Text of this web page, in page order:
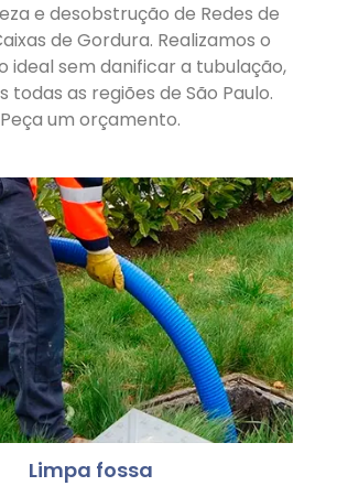
e desobstrução de Redes de
de Gordura. Realizamos o
ideal sem danificar a tubulação,
todas as regiões de São Paulo.
Peça um orçamento.
Limpa fossa